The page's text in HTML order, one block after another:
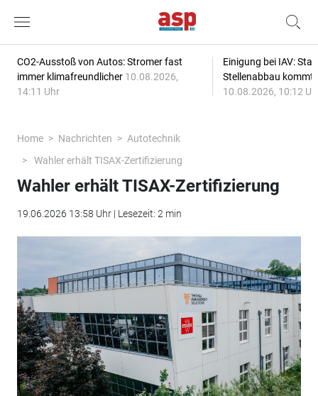
CO2-Ausstoß von Autos: Stromer fast
immer klimafreundlicher 10.08.2026,
14:11 Uhr
Einigung bei IAV:
Stellenabbau kommt
10.08.2026, 10:12
Home Nachrichten
Autotechnik
Wahler erhält TISAX-Zertifizierung
Wahler erhält TISAX-Zertifizierung
19.06.2026 13:58 Uhr | Lesezeit: 2 min